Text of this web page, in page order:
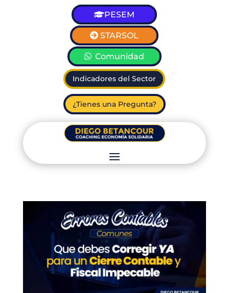
PESEM
STARSOL
Comunidad
Indicadores del Sector
¿Tienes una Pregunta?